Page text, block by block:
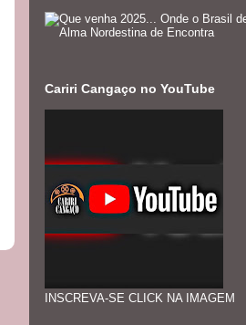
Cariri Cangaço no YouTube
INSCREVA-SE CLICK NA IMAGEM